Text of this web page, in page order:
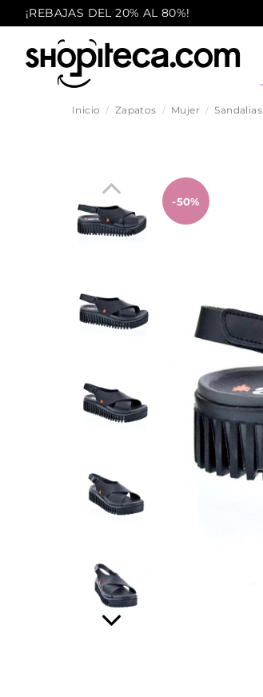
¡REBAJAS DEL 20% AL 80%!
Inicio Zapatos Mujer Sandalias
-50%